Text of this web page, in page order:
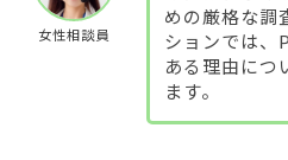
女性相談員
めの厳格な調
ションでは、
ある理由につ
ます。